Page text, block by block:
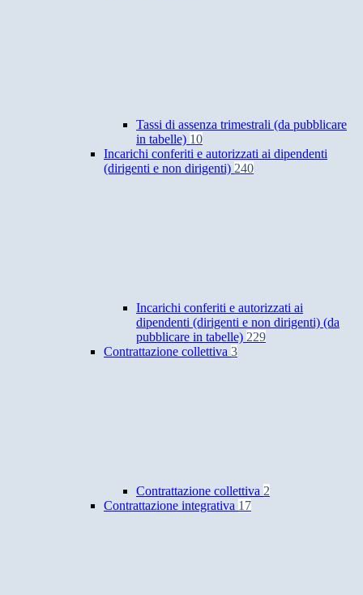
Tassi di assenza trimestrali (da pubblicare
in tabelle) 10
Incarichi conferiti e autorizzati ai dipendenti
(dirigenti e non dirigenti) 240
Incarichi conferiti e autorizzati ai
dipendenti (dirigenti e non dirigenti) (da
pubblicare in tabelle) 229
Contrattazione collettiva 3
Contrattazione collettiva 2
Contrattazione integrativa 17